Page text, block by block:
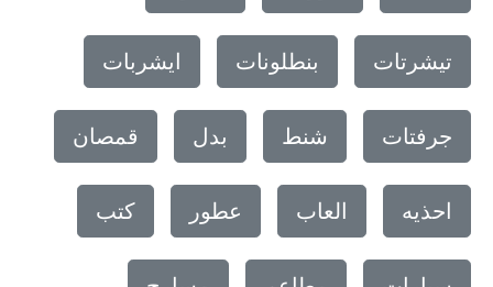
تيشرتات بنطلونات ايشربات
جرفتات شنط بدل قمصان
احذيه العاب عطور كتب